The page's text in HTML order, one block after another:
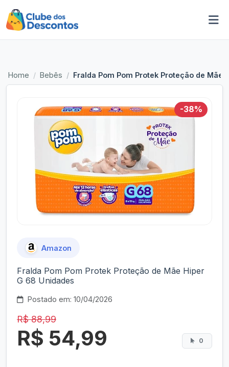
Home Bebês Fralda Pom Pom Protek Proteção de Mãe
-38%
Amazon
Fralda Pom Pom Protek Proteção de Mãe Hiper
G 68 Unidades
Postado em: 10/04/2026
R$ 88,99
R$ 54,99 0